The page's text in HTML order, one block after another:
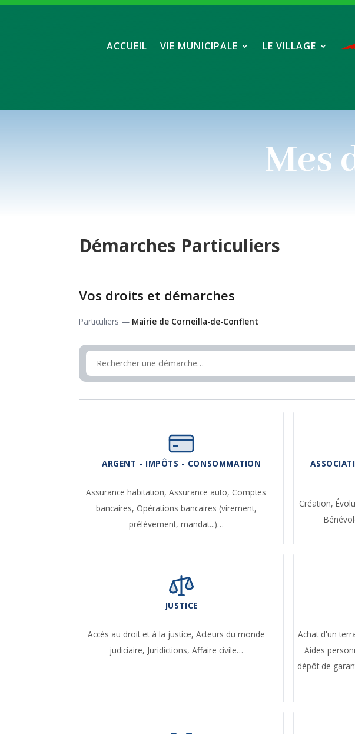
ACCUEIL VIE MUNICIPALE LE VILLAGE
Mes
Démarches Particuliers
Vos droits et démarches
Particuliers — Mairie de Corneilla-de-Conflent
ARGENT - IMPÔTS - CONSOMMATION
Assurance habitation,Assurance auto, Comptes
bancaires, Opérations bancaires (virement,
prélèvement, mandat...)…
Création,
JUSTICE
Accès au droit et à la justice, Acteurs du monde
judiciaire, Juridictions, Affaire civile…
Achat d'un
Aides
dépôt de